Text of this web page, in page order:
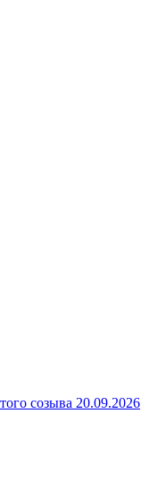
созыва 20.09.2026